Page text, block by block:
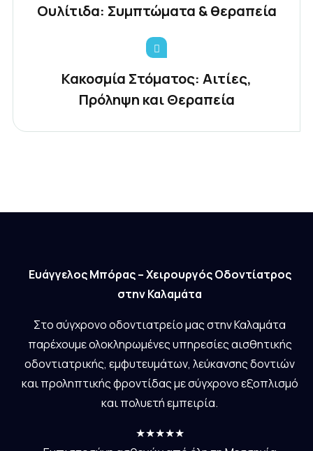
Ουλίτιδα: Συμπτώματα & θεραπεία
Κακοσμία Στόματος: Αιτίες,
Πρόληψη και Θεραπεία
Ευάγγελος Μπόρας – Χειρουργός Οδοντίατρος
στην Καλαμάτα
Στο σύγχρονο οδοντιατρείο μας στην Καλαμάτα
παρέχουμε ολοκληρωμένες υπηρεσίες αισθητικής
οδοντιατρικής, εμφυτευμάτων, λεύκανσης δοντιών
και προληπτικής φροντίδας με σύγχρονο εξοπλισμό
και πολυετή εμπειρία.
★★★★★